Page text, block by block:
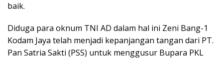
baik.
Diduga para oknum TNI AD dalam hal ini Zeni Bang-1
Kodam Jaya telah menjadi kepanjangan tangan dari PT.
Pan Satria Sakti (PSS) untuk menggusur Bupara PKL